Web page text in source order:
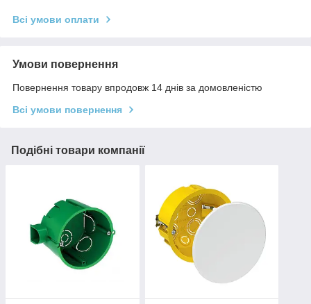
Всі умови оплати
Умови повернення
Повернення товару впродовж 14 днів за домовленістю
Всі умови повернення
Подібні товари компанії